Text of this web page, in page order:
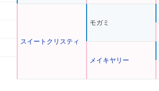
スイートクリスティ
モガミ
メイキヤリー